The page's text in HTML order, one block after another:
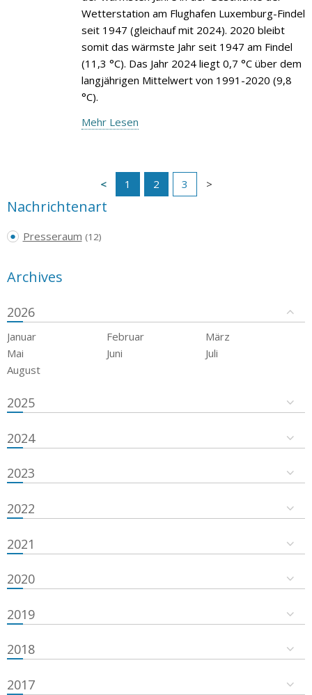
Wetterstation am Flughafen Luxemburg-Findel
seit 1947 (gleichauf mit 2024). 2020 bleibt
somit das wärmste Jahr seit 1947 am Findel
(11,3 °C). Das Jahr 2024 liegt 0,7 °C über dem
langjährigen Mittelwert von 1991-2020 (9,8
°C).
Mehr Lesen
1 2 3
Nachrichtenart
Presseraum (12)
Archives
2026
Januar Februar
März
Mai
Juni
Juli
August
2025
2024
2023
2022
2021
2020
2019
2018
2017